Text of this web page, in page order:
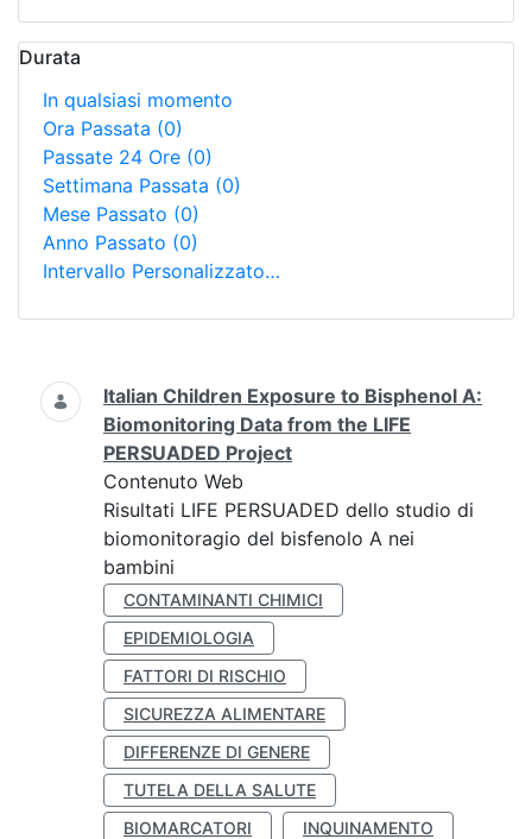
Durata
In qualsiasi momento
Ora Passata (0)
Passate 24 Ore (0)
Settimana Passata (0)
Mese Passato (0)
Anno Passato (0)
Intervallo Personalizzato…
Ricerca
Italian Children Exposure to Bisphenol A:
Biomonitoring Data from the LIFE
PERSUADED Project
Contenuto Web
Risultati LIFE PERSUADED dello studio di
biomonitoragio del bisfenolo A nei
bambini
CONTAMINANTI CHIMICI
EPIDEMIOLOGIA
FATTORI DI RISCHIO
SICUREZZA ALIMENTARE
DIFFERENZE DI GENERE
TUTELA DELLA SALUTE
BIOMARCATORI
INQUINAMENTO